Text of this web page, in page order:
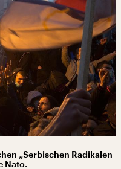
„Serbischen Radikalen
Nato.